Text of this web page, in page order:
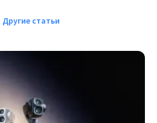
Другие статьи